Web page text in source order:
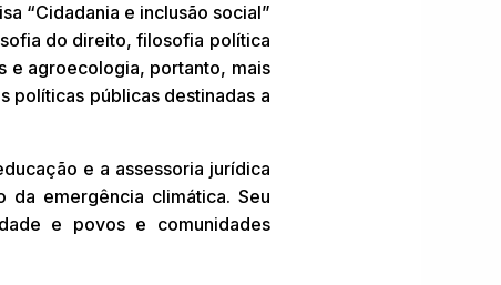
“Cidadania e inclusão social”
do direito, filosofia política
e agroecologia, portanto, mais
políticas públicas destinadas a
e a assessoria jurídica
emergência climática. Seu
e povos e comunidades